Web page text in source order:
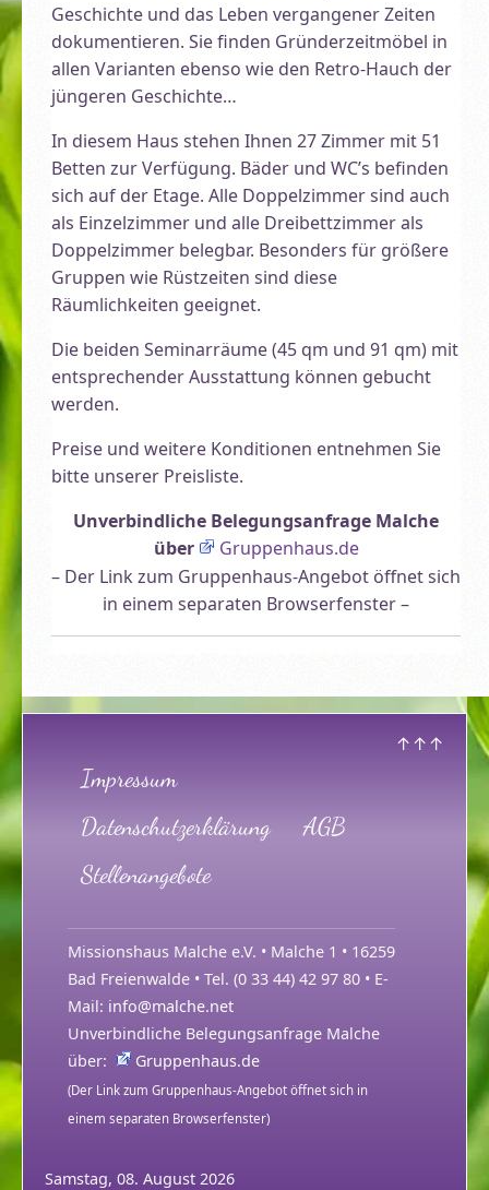
↑↑↑
Impressum
Datenschutzerklärung
AGB
Stellenangebote
Missionshaus Malche e.V. • Malche 1 • 16259
Bad Freienwalde • Tel. (0 33 44) 42 97 80 • E-
Mail: info@malche.net
Unverbindliche Belegungsanfrage Malche
über:
Gruppenhaus.de
(Der Link zum Gruppenhaus-Angebot öffnet sich in
einem separaten Browserfenster)
Samstag, 08. August 2026
Geschichte und das Leben vergangener Zeiten
dokumentieren. Sie finden Gründerzeitmöbel in
allen Varianten ebenso wie den Retro-Hauch der
jüngeren Geschichte…
In diesem Haus stehen Ihnen 27 Zimmer mit 51
Betten zur Verfügung. Bäder und WC’s befinden
sich auf der Etage. Alle Doppelzimmer sind auch
als Einzelzimmer und alle Dreibettzimmer als
Doppelzimmer belegbar. Besonders für größere
Gruppen wie Rüstzeiten sind diese
Räumlichkeiten geeignet.
Die beiden Seminarräume (45 qm und 91 qm) mit
entsprechender Ausstattung können gebucht
werden.
Preise und weitere Konditionen entnehmen Sie
bitte unserer Preisliste.
Unverbindliche Belegungsanfrage Malche
über
Gruppenhaus.de
– Der Link zum Gruppenhaus-Angebot öffnet sich
in einem separaten Browserfenster –